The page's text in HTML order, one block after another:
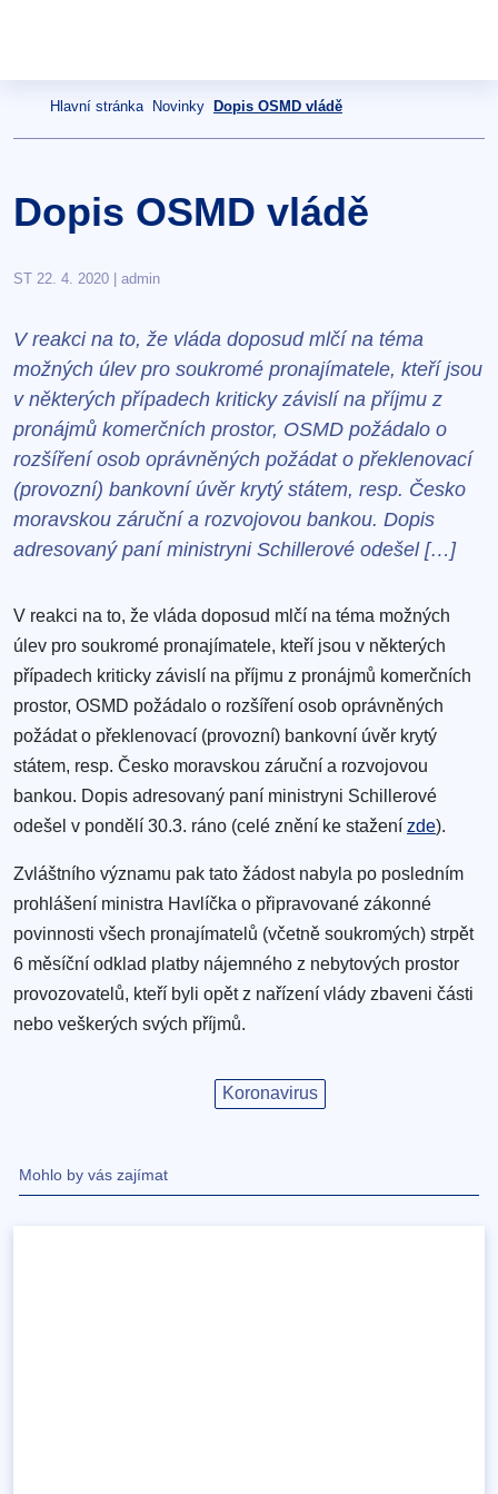
Hlavní stránka Novinky Dopis OSMD vládě
Dopis OSMD vládě
ST 22. 4. 2020 | admin
V reakci na to, že vláda doposud mlčí na téma
možných úlev pro soukromé pronajímatele, kteří jsou
v některých případech kriticky závislí na příjmu z
pronájmů komerčních prostor, OSMD požádalo o
rozšíření osob oprávněných požádat o překlenovací
(provozní) bankovní úvěr krytý státem, resp. Česko
moravskou záruční a rozvojovou bankou. Dopis
adresovaný paní ministryni Schillerové odešel […]
V reakci na to, že vláda doposud mlčí na téma možných
úlev pro soukromé pronajímatele, kteří jsou v některých
případech kriticky závislí na příjmu z pronájmů komerčních
prostor, OSMD požádalo o rozšíření osob oprávněných
požádat o překlenovací (provozní) bankovní úvěr krytý
státem, resp. Česko moravskou záruční a rozvojovou
bankou. Dopis adresovaný paní ministryni Schillerové
odešel v pondělí 30.3. ráno (celé znění ke stažení zde).
Zvláštního významu pak tato žádost nabyla po posledním
prohlášení ministra Havlíčka o připravované zákonné
povinnosti všech pronajímatelů (včetně soukromých) strpět
6 měsíční odklad platby nájemného z nebytových prostor
provozovatelů, kteří byli opět z nařízení vlády zbaveni části
nebo veškerých svých příjmů.
Koronavirus
Mohlo by vás zajímat